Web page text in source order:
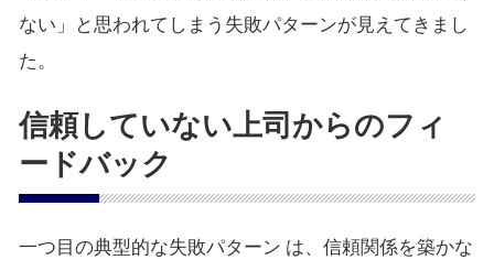
ない」と思われてしまう失敗パターンが見えてきまし
た。
信頼していない上司からのフィ
ードバック
一つ目の典型的な失敗パターン は、信頼関係を築かな